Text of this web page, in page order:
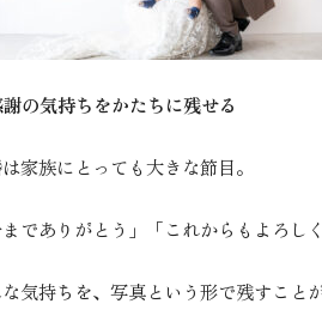
の気持ちをかたちに残せる
家族にとっても大きな節目。
までありがとう」「これからもよろしく
気持ちを、写真という形で残すこと